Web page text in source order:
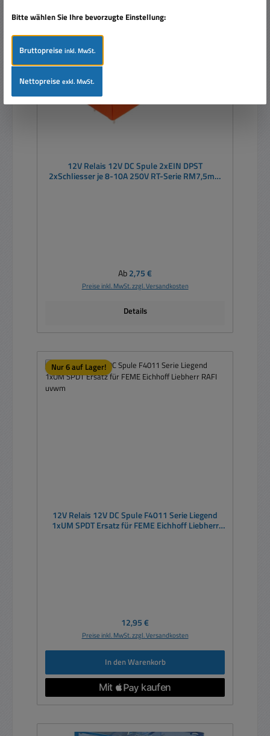
12V Relais 12V DC Spule 2xEIN DPST
2xSchliesser je 8-10A 250V RT-Serie RM7,5mm
Regulärer Preis:
Ab2,75 €
Preise inkl. MwSt. zzgl. Versandkosten
Details
Nur 6 auf Lager!
12V Relais 12V DC Spule F4011 Serie Liegend
1xUM SPDT Ersatz für FEME Eichhoff Liebherr
Regulärer Preis:
12,95 €
Preise inkl. MwSt. zzgl. Versandkosten
In den Warenkorb
Bitte wählen Sie Ihre bevorzugte Einstellung:
Bruttopreiseinkl. MwSt.
Nettopreiseexkl. MwSt.